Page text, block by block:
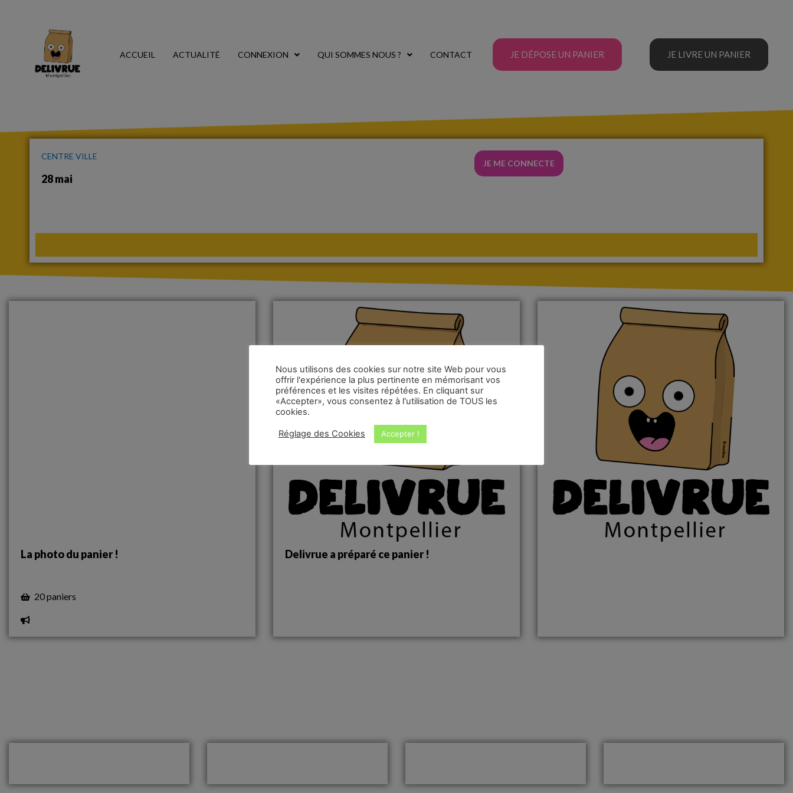
ACCUEIL ACTUALITÉ CONNEXION QUI SOMMES NOUS ? CONTACT JE DÉPOSE UN PANIER JE LIVRE UN PANIER
CENTRE VILLE
28 mai
JE ME CONNECTE
La photo du panier !
20 paniers
Delivrue a préparé ce panier !
Nous utilisons des cookies sur notre site Web pour vous
offrir l'expérience la plus pertinente en mémorisant vos
préférences et les visites répétées. En cliquant sur
«Accepter», vous consentez à l'utilisation de TOUS les
cookies.
Réglage des Cookies Accepter !